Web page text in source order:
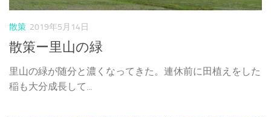
散策 2019年5月14日
散策ー里山の緑
里山の緑が随分と濃くなってきた。連休前に田植えをした
稲も大分成長して...